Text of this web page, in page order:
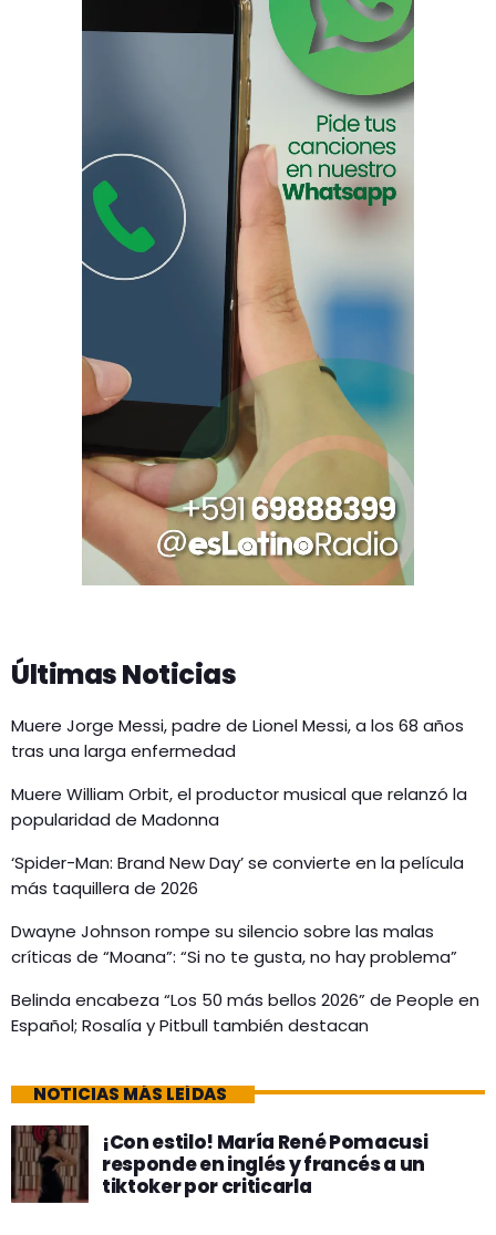
Últimas Noticias
Muere Jorge Messi, padre de Lionel Messi, a los 68 años
tras una larga enfermedad
Muere William Orbit, el productor musical que relanzó la
popularidad de Madonna
‘Spider-Man: Brand New Day’ se convierte en la película
más taquillera de 2026
Dwayne Johnson rompe su silencio sobre las malas
críticas de “Moana”: “Si no te gusta, no hay problema”
Belinda encabeza “Los 50 más bellos 2026” de People en
Español; Rosalía y Pitbull también destacan
NOTICIAS MÁS LEÍDAS
¡Con estilo! María René Pomacusi
responde en inglés y francés a un
tiktoker por criticarla